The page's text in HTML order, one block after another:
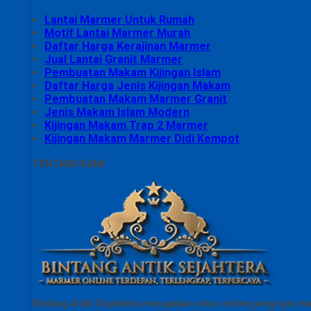
Lantai Marmer Untuk Rumah
Motif Lantai Marmer Murah
Daftar Harga Kerajinan Marmer
Jual Lantai Granit Marmer
Pembuatan Makam Kijingan Islam
Daftar Harga Jenis Kijingan Makam
Pembuatan Makam Marmer Granit
Jenis Makam Islam Modern
Kijingan Makam Trap 2 Marmer
Kijingan Makam Marmer Didi Kempot
TENTANG KAMI
Bintang Antik Sejahtera merupakan situs online pengrajin